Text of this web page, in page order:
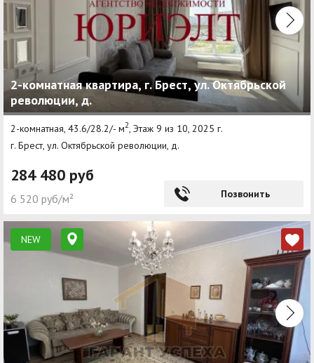
2-комнатная квартира, г. Брест, ул. Октябрьской
революции, д.
2-комнатная, 43.6/28.2/- м2, Этаж 9 из 10, 2025 г.
г. Брест, ул. Октябрьской революции, д.
284 480 руб
6 520 руб/м² Позвонить
NEW